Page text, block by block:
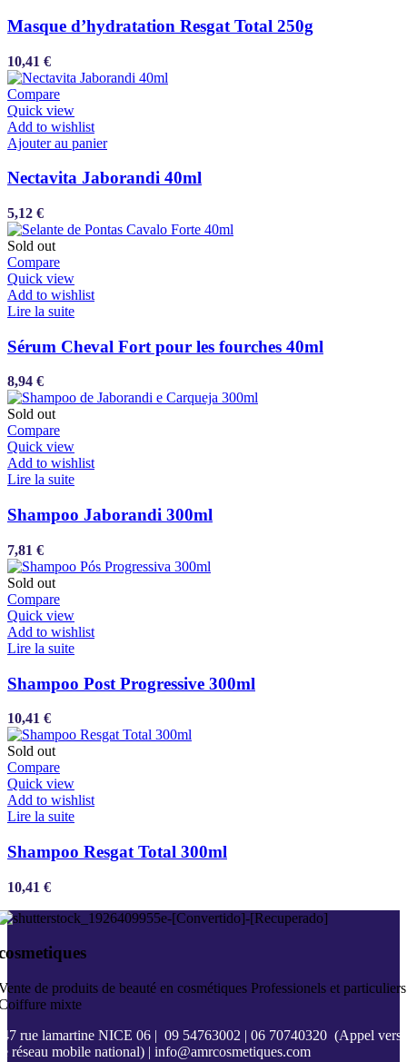
Masque d’hydratation Resgat Total 250g
10,41 €
Compare
Quick view
Add to wishlist
Ajouter au panier
Nectavita Jaborandi 40ml
5,12 €
Sold out
Compare
Quick view
Add to wishlist
Lire la suite
Sérum Cheval Fort pour les fourches 40ml
8,94 €
Sold out
Compare
Quick view
Add to wishlist
Lire la suite
Shampoo Jaborandi 300ml
7,81 €
Sold out
Compare
Quick view
Add to wishlist
Lire la suite
Shampoo Post Progressive 300ml
10,41 €
Sold out
Compare
Quick view
Add to wishlist
Lire la suite
Shampoo Resgat Total 300ml
10,41 €
de produits de beauté en cosmétiques Professionels et particuliers
mixte
47 rue lamartine NICE 06 | 09 54763002 | 06 70740320 (Appel vers
réseau mobile national) | info@amrcosmetiques.com